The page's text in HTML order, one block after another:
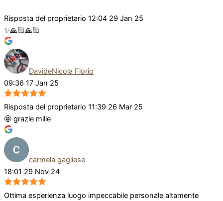
Risposta del proprietario 12:04 29 Jan 25
✨🙏🏻🙏🏻
DavideNicola Florio
09:36 17 Jan 25
Risposta del proprietario 11:39 26 Mar 25
🤩 grazie mille
carmela gagliese
18:01 29 Nov 24
Ottima esperienza luogo impeccabile personale altamente